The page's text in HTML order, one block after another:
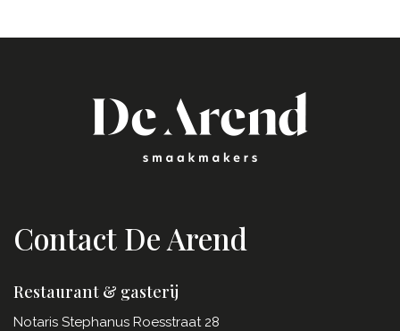
Contact De Arend
Restaurant & gasterij
Notaris Stephanus Roesstraat 28